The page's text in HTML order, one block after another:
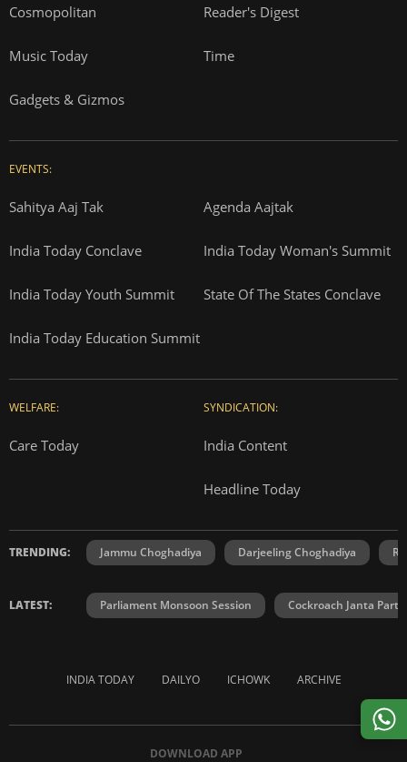
Cosmopolitan Reader's Digest
Music Today Time
Gadgets & Gizmos
EVENTS:
Sahitya Aaj Tak Agenda Aajtak
India Today Conclave India Today Woman's Summit
India Today Youth Summit State Of The States Conclave
India Today Education Summit
WELFARE:
Care Today
SYNDICATION:
India Content
Headline Today
TRENDING: Jammu Choghadiya Darjeeling Choghadiya
LATEST: Parliament Monsoon Session Cockroach Janta
INDIA TODAY DAILYO ICHOWK ARCHIVE
DOWNLOAD APP